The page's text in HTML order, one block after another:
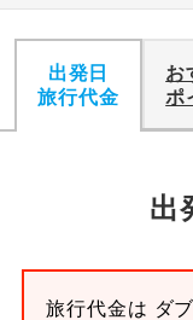
出発日
旅行代金
お
ポ
出
旅行代金は ダ